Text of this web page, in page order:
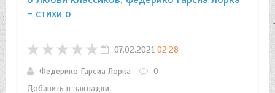
- стихи о
07.02.2021 02:28
Федерико Гарсиа Лорка
0
Добавить в закладки